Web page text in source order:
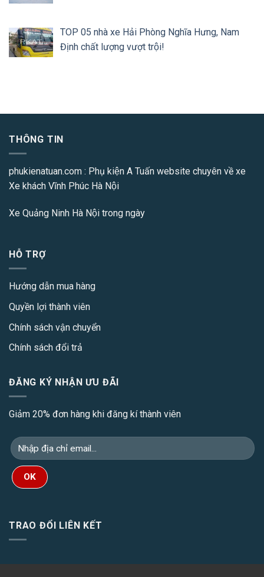
TOP 05 nhà xe Hải Phòng Nghĩa Hưng, Nam
Định chất lượng vượt trội!
THÔNG TIN
phukienatuan.com : Phụ kiện A Tuấn website chuyên về xe
Xe khách Vĩnh Phúc Hà Nội
Xe Quảng Ninh Hà Nội trong ngày
HỖ TRỢ
Hướng dẫn mua hàng
Quyền lợi thành viên
Chính sách vận chuyển
Chính sách đổi trả
ĐĂNG KÝ NHẬN ƯU ĐÃI
Giảm 20% đơn hàng khi đăng kí thành viên
TRAO ĐỔI LIÊN KẾT